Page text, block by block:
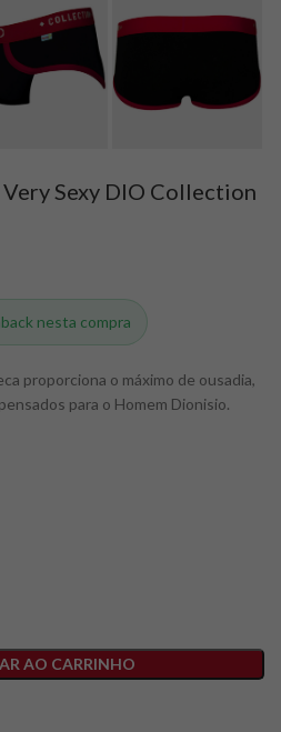
Sexy DIO Collection
proporciona o máximo de ousadia,
para o Homem Dionisio.
AO CARRINHO